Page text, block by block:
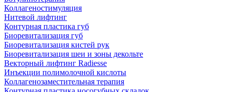
Коллагеностимуляция
Нитевой лифтинг
Контурная пластика губ
Биоревитализация губ
Биоревитализация кистей рук
Биоревитализация шеи и зоны декольте
Векторный лифтинг Radiesse
Инъекции полимолочной кислоты
Коллагенозаместительная терапия